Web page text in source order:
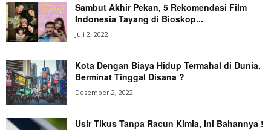
Sambut Akhir Pekan, 5 Rekomendasi Film
Indonesia Tayang di Bioskop...
Juli 2, 2022
Kota Dengan Biaya Hidup Termahal di Dunia,
Berminat Tinggal Disana ?
Desember 2, 2022
Usir Tikus Tanpa Racun Kimia, Ini Bahannya !